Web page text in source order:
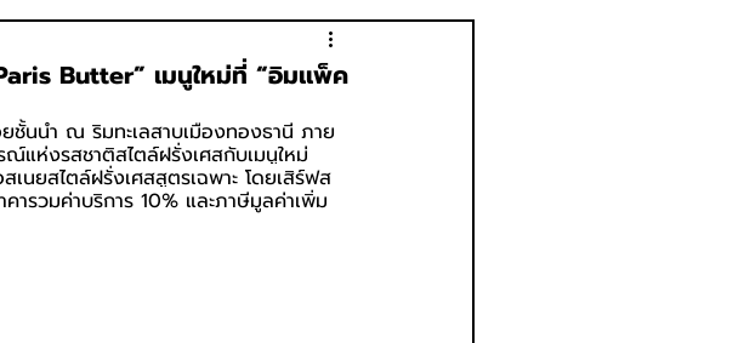
Butter” เมนูใหม่ที่ “อิมเเพ็ค
ชั้นนำ ณ ริมทะเลสาบเมืองทองธานี ภาย
แห่งรสชาติสไตล์ฝรั่งเศสกับเมนูใหม่
ยสไตล์ฝรั่งเศสสูตรเฉพาะ โดยเสิร์ฟส
รวมค่าบริการ 10% และภาษีมูลค่าเพิ่ม